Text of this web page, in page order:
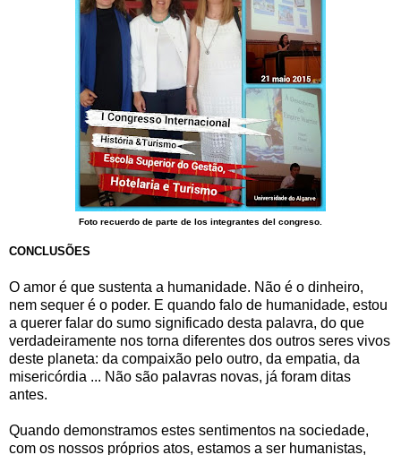
Foto recuerdo de parte de los integrantes del congreso.
CONCLUSÕES
O amor é que sustenta a humanidade. Não é o dinheiro,
nem sequer é o poder. E quando falo de humanidade, estou
a querer falar do sumo significado desta palavra, do que
verdadeiramente nos torna diferentes dos outros seres vivos
deste planeta: da compaixão pelo outro, da empatia, da
misericórdia ... Não são palavras novas, já foram ditas
antes.
Quando demonstramos estes sentimentos na sociedade,
com os nossos próprios atos, estamos a ser humanistas,